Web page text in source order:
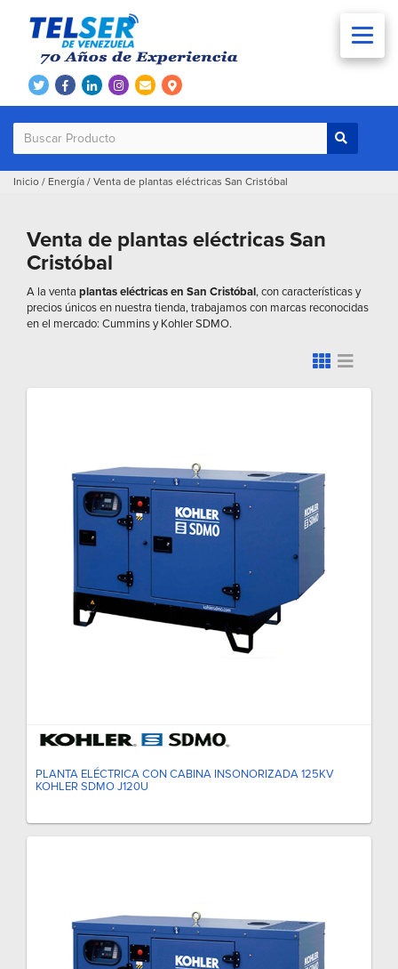
Inicio / Energía / Venta de plantas eléctricas San Cristóbal
Venta de plantas eléctricas San
Cristóbal
A la venta plantas eléctricas en San Cristóbal, con características y
precios únicos en nuestra tienda, trabajamos con marcas reconocidas
en el mercado: Cummins y Kohler SDMO.
PLANTA ELÉCTRICA CON CABINA INSONORIZADA 125KV
KOHLER SDMO J120U